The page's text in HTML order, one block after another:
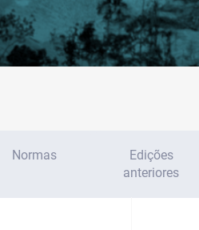
Normas
Edições
anteriores